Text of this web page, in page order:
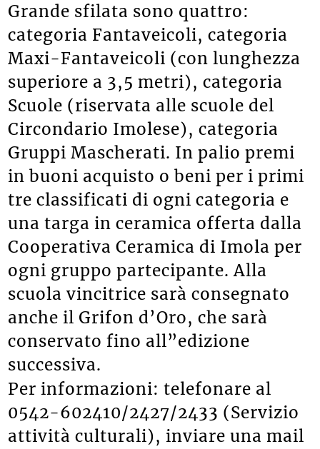
Grande sfilata sono quattro:
categoria Fantaveicoli, categoria
Maxi-Fantaveicoli (con lunghezza
superiore a 3,5 metri), categoria
Scuole (riservata alle scuole del
Circondario Imolese), categoria
Gruppi Mascherati. In palio premi
in buoni acquisto o beni per i primi
tre classificati di ogni categoria e
una targa in ceramica offerta dalla
Cooperativa Ceramica di Imola per
ogni gruppo partecipante. Alla
scuola vincitrice sarà consegnato
anche il Grifon d’Oro, che sarà
conservato fino all”edizione
successiva.
Per informazioni: telefonare al
0542-602410/2427/2433 (Servizio
attività culturali), inviare una mail